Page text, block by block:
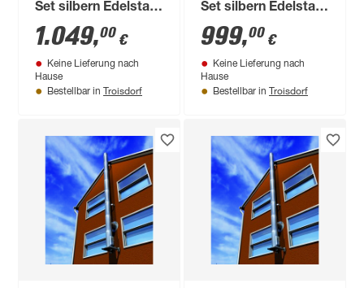
Set silbern Edelstahl
Ø 150 mm
1.049,00 €
Keine Lieferung nach
Hause
Bestellbar in Troisdorf
Set silbern Edelstahl
Ø 130 mm
999,00 €
Keine Lieferung nach
Hause
Bestellbar in Troisdorf